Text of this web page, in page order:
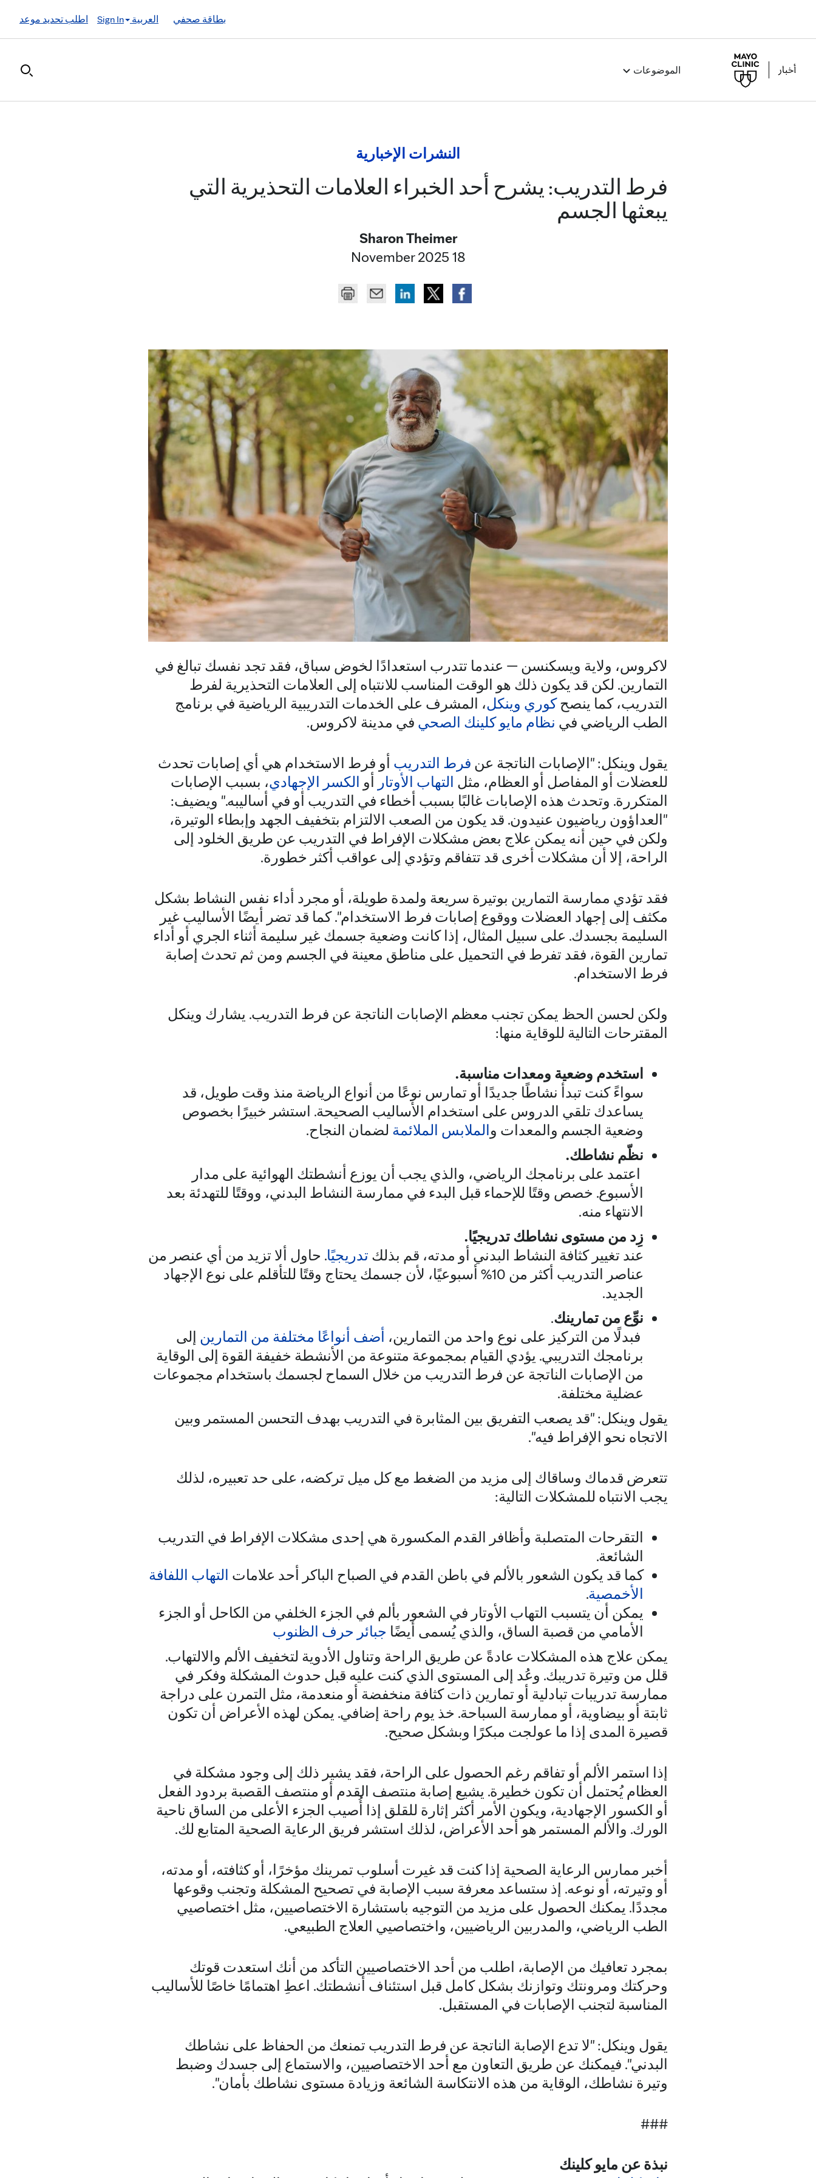
العربية
بطاقة صحفي Sign In اطلب تحديد موعد
الموضوعات
النشرات الإخبارية
فرط التدريب: يشرح أحد الخبراء العلامات التحذيرية التي
يبعثها الجسم
Sharon Theimer
18 November 2025
لاكروس، ولاية ويسكنسن — عندما تتدرب استعدادًا لخوض سباق، فقد تجد نفسك تبالغ في
التمارين. لكن قد يكون ذلك هو الوقت المناسب للانتباه إلى العلامات التحذيرية لفرط
التدريب، كما ينصحكوري وينكل، المشرف على الخدمات التدريبية الرياضية في برنامج
الطب الرياضي في نظام مايو كلينك الصحي في مدينة لاكروس.
يقول وينكل: "الإصابات الناتجة عن فرط التدريب أو فرط الاستخدام هي أي إصابات تحدث
للعضلات أو المفاصل أو العظام، مثل التهاب الأوتار أو الكسر الإجهادي، بسبب الإصابات
المتكررة. وتحدث هذه الإصابات غالبًا بسبب أخطاء في التدريب أو في أساليبه." ويضيف:
"العداؤون رياضيون عنيدون. قد يكون من الصعب الالتزام بتخفيف الجهد وإبطاء الوتيرة،
ولكن في حين أنه يمكن علاج بعض مشكلات الإفراط في التدريب عن طريق الخلود إلى
الراحة، إلا أن مشكلات أخرى قد تتفاقم وتؤدي إلى عواقب أكثر خطورة.
فقد تؤدي ممارسة التمارين بوتيرة سريعة ولمدة طويلة، أو مجرد أداء نفس النشاط بشكل
مكثف إلى إجهاد العضلات ووقوع إصابات فرط الاستخدام". كما قد تضر أيضًا الأساليب غير
السليمة بجسدك. على سبيل المثال، إذا كانت وضعية جسمك غير سليمة أثناء الجري أو أداء
تمارين القوة، فقد تفرط في التحميل على مناطق معينة في الجسم ومن ثم تحدث إصابة
فرط الاستخدام.
ولكن لحسن الحظ يمكن تجنب معظم الإصابات الناتجة عن فرط التدريب. يشارك وينكل
المقترحات التالية للوقاية منها:
استخدم وضعية ومعدات مناسبة.
سواءً كنت تبدأ نشاطًا جديدًا أو تمارس نوعًا من أنواع الرياضة منذ وقت طويل، قد
يساعدك تلقي الدروس على استخدام الأساليب الصحيحة. استشر خبيرًا بخصوص
وضعية الجسم والمعدات والملابس الملائمة لضمان النجاح.
نظّم نشاطك.
اعتمد على برنامجك الرياضي، والذي يجب أن يوزع أنشطتك الهوائية على مدار
الأسبوع. خصص وقتًا للإحماء قبل البدء في ممارسة النشاط البدني، ووقتًا للتهدئة بعد
الانتهاء منه.
زِد من مستوى نشاطك تدريجيًا.
عند تغيير كثافة النشاط البدني أو مدته، قم بذلك تدريجيًا. حاول ألا تزيد من أي عنصر من
عناصر التدريب أكثر من 10% أسبوعيًا، لأن جسمك يحتاج وقتًا للتأقلم على نوع الإجهاد
الجديد.
نوِّع من تمارينك.
فبدلًا من التركيز على نوع واحد من التمارين، أضف أنواعًا مختلفة من التمارين إلى
برنامجك التدريبي. يؤدي القيام بمجموعة متنوعة من الأنشطة خفيفة القوة إلى الوقاية
من الإصابات الناتجة عن فرط التدريب من خلال السماح لجسمك باستخدام مجموعات
عضلية مختلفة.
يقول وينكل: "قد يصعب التفريق بين المثابرة في التدريب بهدف التحسن المستمر وبين
الاتجاه نحو الإفراط فيه".
تتعرض قدماك وساقاك إلى مزيد من الضغط مع كل ميل تركضه، على حد تعبيره، لذلك
يجب الانتباه للمشكلات التالية:
التقرحات المتصلبة وأظافر القدم المكسورة هي إحدى مشكلات الإفراط في التدريب
الشائعة.
كما قد يكون الشعور بالألم في باطن القدم في الصباح الباكر أحد علامات التهاب اللفافة
الأخمصية.
يمكن أن يتسبب التهاب الأوتار في الشعور بألم في الجزء الخلفي من الكاحل أو الجزء
الأمامي من قصبة الساق، والذي يُسمى أيضًا جبائر حرف الظنوب
يمكن علاج هذه المشكلات عادةً عن طريق الراحة وتناول الأدوية لتخفيف الألم والالتهاب.
قلل من وتيرة تدريبك. وعُد إلى المستوى الذي كنت عليه قبل حدوث المشكلة وفكر في
ممارسة تدريبات تبادلية أو تمارين ذات كثافة منخفضة أو منعدمة، مثل التمرن على دراجة
ثابتة أو بيضاوية، أو ممارسة السباحة. خذ يوم راحة إضافي. يمكن لهذه الأعراض أن تكون
قصيرة المدى إذا ما عولجت مبكرًا وبشكل صحيح.
إذا استمر الألم أو تفاقم رغم الحصول على الراحة، فقد يشير ذلك إلى وجود مشكلة في
العظام يُحتمل أن تكون خطيرة. يشيع إصابة منتصف القدم أو منتصف القصبة بردود الفعل
أو الكسور الإجهادية، ويكون الأمر أكثر إثارة للقلق إذا أُصيب الجزء الأعلى من الساق ناحية
الورك. والألم المستمر هو أحد الأعراض، لذلك استشر فريق الرعاية الصحية المتابع لك.
أخبر ممارس الرعاية الصحية إذا كنت قد غيرت أسلوب تمرينك مؤخرًا، أو كثافته، أو مدته،
أو وتيرته، أو نوعه. إذ ستساعد معرفة سبب الإصابة في تصحيح المشكلة وتجنب وقوعها
مجددًا. يمكنك الحصول على مزيد من التوجيه باستشارة الاختصاصيين، مثل اختصاصيي
الطب الرياضي، والمدربين الرياضيين، واختصاصيي العلاج الطبيعي.
بمجرد تعافيك من الإصابة، اطلب من أحد الاختصاصيين التأكد من أنك استعدت قوتك
وحركتك ومرونتك وتوازنك بشكل كامل قبل استئناف أنشطتك. اعطِ اهتمامًا خاصًا للأساليب
المناسبة لتجنب الإصابات في المستقبل.
يقول وينكل: "لا تدع الإصابة الناتجة عن فرط التدريب تمنعك من الحفاظ على نشاطك
البدني". فيمكنك عن طريق التعاون مع أحد الاختصاصيين، والاستماع إلى جسدك وضبط
وتيرة نشاطك، الوقاية من هذه الانتكاسة الشائعة وزيادة مستوى نشاطك بأمان".
###
نبذة عن مايو كلينك